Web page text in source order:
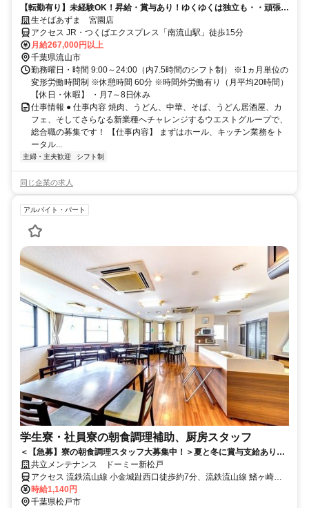
【転勤有り】未経験OK！昇給・賞与あり！ゆくゆくは独立も・・頑張り
はしっかり評価します◎
生そばあずま 宮園店
アクセス JR・つくばエクスプレス「南流山駅」徒歩15分
月給267,000円以上
千葉県流山市
勤務曜日・時間 9:00～24:00（内7.5時間のシフト制） ※1ヵ月単位の
変形労働時間制 ※休憩時間 60分 ※時間外労働有り（月平均20時間）
【休日・休暇】 ・月7～8日休み
仕事情報 ● 仕事内容 焼肉、うどん、中華、そば、うどん居酒屋、カ
フェ、そしてさらなる新業種へチャレンジするウエストグループで、
総合職の募集です！ 【仕事内容】 まずはホール、キッチン業務をト
ータル...
主婦・主夫歓迎 シフト制
同じ企業の求人
アルバイト・パート
学生寮・社員寮の朝食調理補助、厨房スタッフ
＜【急募】寮の朝食調理スタッフ大募集中！＞夏と冬に賞与支給あり★
未経験大歓迎♪早朝のスキマ時間でOK！
共立メンテナンス ドーミー新松戸
アクセス 流鉄流山線 小金城趾西口徒歩約7分、流鉄流山線 鰭ヶ崎徒
歩約11分、ＪＲ武蔵野常磐連絡線 南流山北口徒歩約13分
時給1,140円
千葉県松戸市